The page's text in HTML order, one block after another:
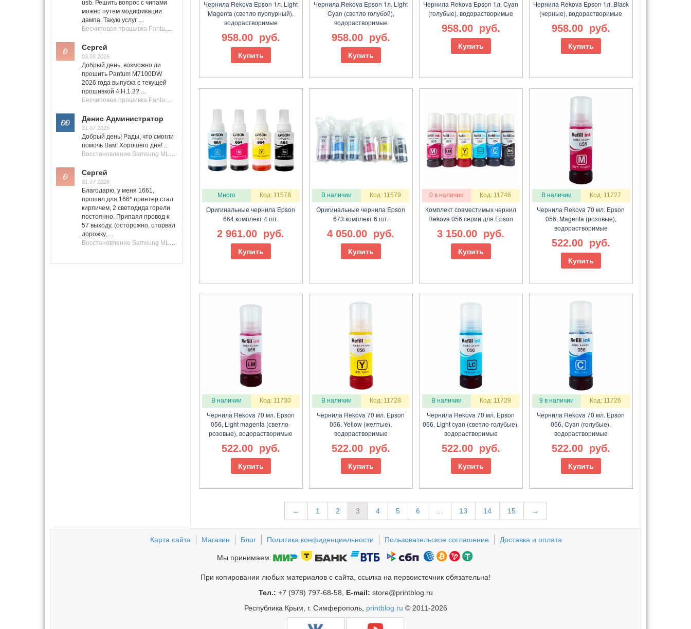
usb. Решить вопрос с чипами
можно путем модификации
дампа. Такую услуг ...
Бесчиповая прошивка Pantum M7100 Series (M7100, M7108, M7102, M7103, M7105)
Сергей
03.08.2026
Добрый день, возможно ли
прошить Pantum M7100DW
2026 года выпуска с текущей
прошивкой 4.H.1.3? ...
Бесчиповая прошивка Pantum M7100 Series (M7100, M7108, M7102, M7103, M7105)
Денис Администратор
31.07.2026
Добрый день! Рады, что смогли
помочь Вам! Хорошего дня! ...
Восстановление Samsung ML-1661, ML-1666 после не удачной прошивки.
Сергей
31.07.2026
Благодарю, у меня 1661,
прошил для 166* принтер стал
кирпичем, 2 светодида горели
постоянно. Припаял провод к
57 выходу, (осторожно, оторвал
дорожку, ...
Восстановление Samsung ML-1661, ML-1666 после не удачной прошивки.
Чернила Rekova Epson 1л. Light
Magenta (светло пурпурный),
водорастворимые
958.00 руб.
Купить
Чернила Rekova Epson 1л. Light
Cyan (светло голубой),
водорастворимые
958.00 руб.
Купить
Чернила Rekova Epson 1л. Cyan
(голубые), водорастворимые
958.00 руб.
Купить
Чернила Rekova Epson 1л. Black
(черные), водорастворимые
958.00 руб.
Купить
Много Код: 11578
Оригинальные чернила Epson
664 комплект 4 шт.
2 961.00 руб.
Купить
В наличии Код: 11579
Оригинальные чернила Epson
673 комплект 6 шт.
4 050.00 руб.
Купить
0 в наличии Код: 11746
Комплект совместимых чернил
Rekova 056 серии для Epson
3 150.00 руб.
Купить
В наличии Код: 11727
Чернила Rekova 70 мл. Epson
056, Magenta (розовые),
водорастворимые
522.00 руб.
Купить
В наличии Код: 11730
Чернила Rekova 70 мл. Epson
056, Light magenta (светло-
розовые), водорастворимые
522.00 руб.
Купить
В наличии Код: 11728
Чернила Rekova 70 мл. Epson
056, Yellow (желтые),
водорастворимые
522.00 руб.
Купить
В наличии Код: 11729
Чернила Rekova 70 мл. Epson
056, Light cyan (светло-голубые),
водорастворимые
522.00 руб.
Купить
9 в наличии Код: 11726
Чернила Rekova 70 мл. Epson
056, Cyan (голубые),
водорастворимые
522.00 руб.
Купить
← 1 2 3 4 5 6 13 14 15 →
Карта сайта Магазин Блог Политика конфиденциальности Пользовательское соглашение Доставка и оплата
Мы принимаем:
При копировании любых материалов с сайта, ссылка на первоисточник обязательна!
Тел.: +7 (978) 797-68-58, E-mail: store@printblog.ru
Республика Крым, г. Симферополь, printblog.ru © 2011-2026